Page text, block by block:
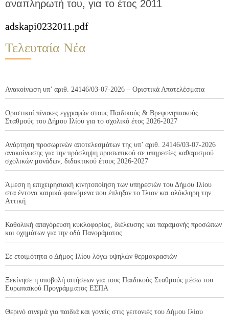
αναπληρωτή του, για το έτος 2011
adskapi0232011.pdf
Τελευταία Νέα
Ανακοίνωση υπ’ αριθ. 24146/03-07-2026 – Οριστικά Αποτελέσματα
Οριστικοί πίνακες εγγραφών στους Παιδικούς & Βρεφονηπιακούς
Σταθμούς του Δήμου Ιλίου για το σχολικό έτος 2026-2027
Ανάρτηση προσωρινών αποτελεσμάτων της υπ’ αριθ. 24146/03-07-2026
ανακοίνωσης για την πρόσληψη προσωπικού σε υπηρεσίες καθαρισμού
σχολικών μονάδων, διδακτικού έτους 2026-2027
Άμεση η επιχειρησιακή κινητοποίηση των υπηρεσιών του Δήμου Ιλίου
στα έντονα καιρικά φαινόμενα που έπληξαν το Ίλιον και ολόκληρη την
Αττική
Καθολική απαγόρευση κυκλοφορίας, διέλευσης και παραμονής προσώπων
και οχημάτων για την οδό Πανοράματος
Σε ετοιμότητα ο Δήμος Ιλίου λόγω υψηλών θερμοκρασιών
Ξεκίνησε η υποβολή αιτήσεων για τους Παιδικούς Σταθμούς μέσω του
Ευρωπαϊκού Προγράμματος ΕΣΠΑ
Θερινό σινεμά για παιδιά και γονείς στις γειτονιές του Δήμου Ιλίου